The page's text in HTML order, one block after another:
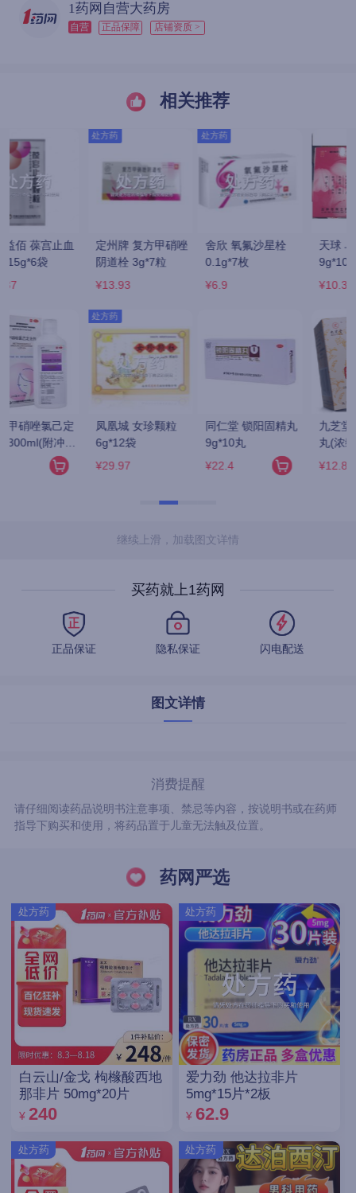
1药网自营大药房
自营 正品保障 店铺资质 >
相关推荐
舍欣 氧氟沙星栓
0.1g*7枚
天球 乌鸡白凤丸
9g*10袋
同仁堂 六味地黄丸
360粒/瓶(水蜜丸)
同仁堂 锁阳固精丸
9g*10丸
九芝堂/芝 六味地黄
丸(浓缩丸) 200丸/
同仁堂 六味地黄丸
9g*10丸(大蜜丸)
¥16.9
继续上滑，加载图文详情
买药就上1药网
正品保证 隐私保证 闪电配送
图文详情
消费提醒
请仔细阅读药品说明书注意事项、禁忌等内容，按说明书或在药师
指导下购买和使用，将药品置于儿童无法触及位置。
药网严选
处方药
白云山/金戈 枸橼酸西地
那非片 50mg*20片
¥ 240
处方药
处方药
爱力劲 他达拉非片
5mg*15片*2板
¥ 62.9
处方药